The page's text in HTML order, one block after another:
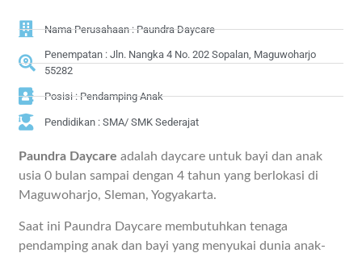
Nama Perusahaan : Paundra Daycare
Penempatan : Jln. Nangka 4 No. 202 Sopalan, Maguwoharjo
55282
Posisi : Pendamping Anak
Pendidikan : SMA/ SMK Sederajat
Paundra Daycare adalah daycare untuk bayi dan anak
usia 0 bulan sampai dengan 4 tahun yang berlokasi di
Maguwoharjo, Sleman, Yogyakarta.
Saat ini Paundra Daycare membutuhkan tenaga
pendamping anak dan bayi yang menyukai dunia anak-